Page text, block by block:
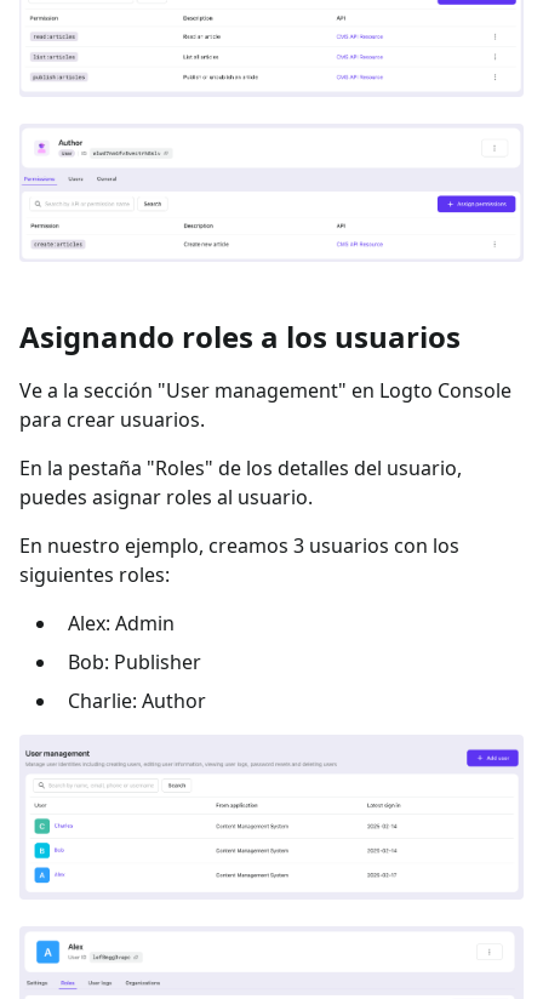
Asignando roles a los usuarios
Ve a la sección "User management" en Logto Console
para crear usuarios.
En la pestaña "Roles" de los detalles del usuario,
puedes asignar roles al usuario.
En nuestro ejemplo, creamos 3 usuarios con los
siguientes roles:
Alex: Admin
Bob: Publisher
Charlie: Author